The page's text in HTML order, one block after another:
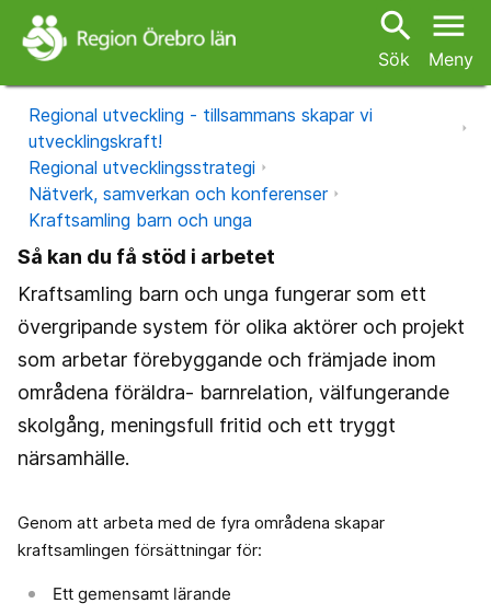
search
Sök
menu
Meny
Regional utveckling - tillsammans skapar vi
utvecklingskraft!
Regional utvecklingsstrategi
Nätverk, samverkan och konferenser
Kraftsamling barn och unga
Så kan du få stöd i arbetet
Kraftsamling barn och unga fungerar som ett
övergripande system för olika aktörer och projekt
som arbetar förebyggande och främjade inom
områdena föräldra- barnrelation, välfungerande
skolgång, meningsfull fritid och ett tryggt
närsamhälle.
Genom att arbeta med de fyra områdena skapar
kraftsamlingen försättningar för:
Ett gemensamt lärande